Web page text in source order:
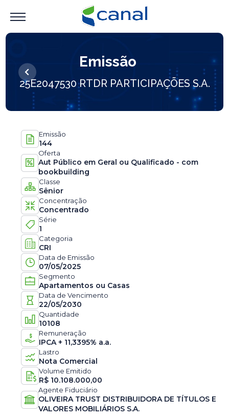
Emissão
25E2047530 RTDR PARTICIPAÇÕES S.A.
Emissão
144
Oferta
Aut Público em Geral ou Qualificado - com
bookbuilding
Classe
Sênior
Concentração
Concentrado
Série
1
Categoria
CRI
Data de Emissão
07/05/2025
Segmento
Apartamentos ou Casas
Data de Vencimento
22/05/2030
Quantidade
10108
Remuneração
IPCA + 11,3395% a.a.
Lastro
Nota Comercial
Volume Emitido
R$ 10.108.000,00
Agente Fiduciário
OLIVEIRA TRUST DISTRIBUIDORA DE TÍTULOS E
VALORES MOBILIÁRIOS S.A.